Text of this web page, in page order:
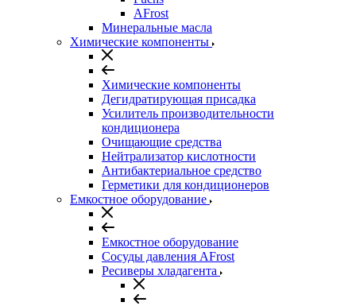
AFrost
Минеральные масла
Химические компоненты
Химические компоненты
Дегидратирующая присадка
Усилитель производительности
кондиционера
Очищающие средства
Нейтрализатор кислотности
Антибактериальное средство
Герметики для кондиционеров
Емкостное оборудование
Емкостное оборудование
Сосуды давления AFrost
Ресиверы хладагента